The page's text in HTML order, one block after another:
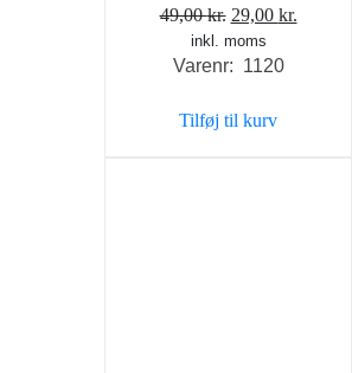
49,00kr. Den
oprindelige
pris
49,00 kr..
29,00 kr.Den
inkl. moms
Varenr: 1120
Tilføj til kurv